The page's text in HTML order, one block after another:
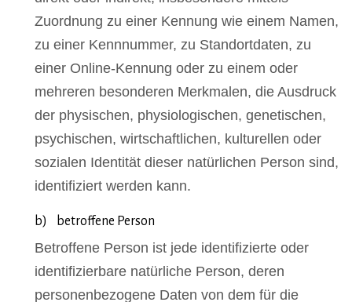
Zuordnung zu einer Kennung wie einem Namen,
zu einer Kennnummer, zu Standortdaten, zu
einer Online-Kennung oder zu einem oder
mehreren besonderen Merkmalen, die Ausdruck
der physischen, physiologischen, genetischen,
psychischen, wirtschaftlichen, kulturellen oder
sozialen Identität dieser natürlichen Person sind,
identifiziert werden kann.
b) betroffene Person
Betroffene Person ist jede identifizierte oder
identifizierbare natürliche Person, deren
personenbezogene Daten von dem für die